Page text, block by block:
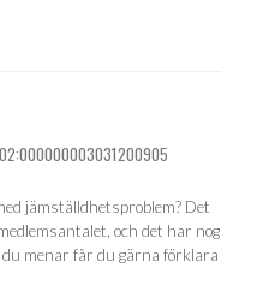
jämställdhetsproblem? Det
och det har nog
menar får du gärna förklara